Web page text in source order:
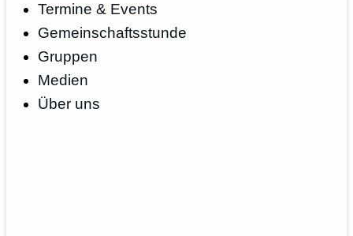
Termine & Events
Gemeinschaftsstunde
Gruppen
Medien
Über uns